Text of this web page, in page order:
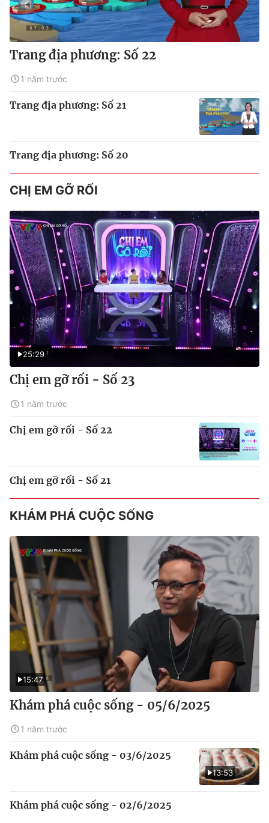
Trang địa phương: Số 22
1 năm trước
Trang địa phương: Số 21
Trang địa phương: Số 20
CHỊ EM GỠ RỐI
25:29
Chị em gỡ rối - Số 23
1 năm trước
Chị em gỡ rối - Số 22
Chị em gỡ rối - Số 21
KHÁM PHÁ CUỘC SỐNG
15:47
Khám phá cuộc sống - 05/6/2025
1 năm trước
13:53
Khám phá cuộc sống - 03/6/2025
Khám phá cuộc sống - 02/6/2025